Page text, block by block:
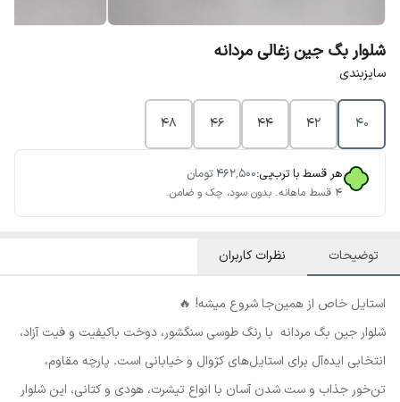
شلوار بگ جین زغالی مردانه
سایزبندی
40
42
44
46
48
هر قسط با ترب‌پی:۴۶۲٬۵۰۰ تومان
۴ قسط ماهانه. بدون سود، چک و ضامن.
توضیحات نظرات کاربران
استایل خاص از همین‌جا شروع میشه! 🔥
شلوار جین بگ مردانه با رنگ طوسی سنگشور، دوخت باکیفیت و فیت آزاد،
انتخابی ایده‌آل برای استایل‌های کژوال و خیابانی است. پارچه مقاوم،
تن‌خور جذاب و ست شدن آسان با انواع تیشرت، هودی و کتانی، این شلوار